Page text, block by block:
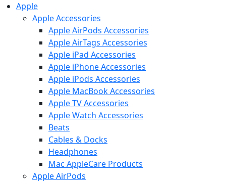
Apple
Apple Accessories
Apple AirPods Accessories
Apple AirTags Accessories
Apple iPad Accessories
Apple iPhone Accessories
Apple iPods Accessories
Apple MacBook Accessories
Apple TV Accessories
Apple Watch Accessories
Beats
Cables & Docks
Headphones
Mac AppleCare Products
Apple AirPods